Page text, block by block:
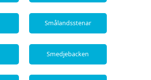
Smålandsstenar
Smedjebacken